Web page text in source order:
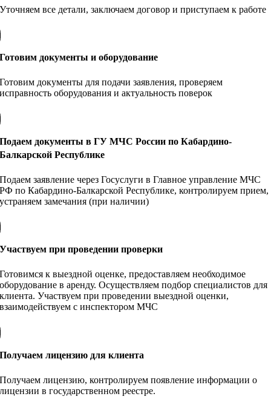
Уточняем все детали, заключаем договор и приступаем к работе
Готовим документы и оборудование
Готовим документы для подачи заявления, проверяем
исправность оборудования и актуальность поверок
Подаем документы в ГУ МЧС России по Кабардино-
Балкарской Республике
Подаем заявление через Госуслуги в Главное управление МЧС
РФ по Кабардино-Балкарской Республике, контролируем прием,
устраняем замечания (при наличии)
Участвуем при проведении проверки
Готовимся к выездной оценке, предоставляем необходимое
оборудование в аренду. Осуществляем подбор специалистов для
клиента. Участвуем при проведении выездной оценки,
взаимодействуем с инспектором МЧС
Получаем лицензию для клиента
Получаем лицензию, контролируем появление информации о
лицензии в государственном реестре.